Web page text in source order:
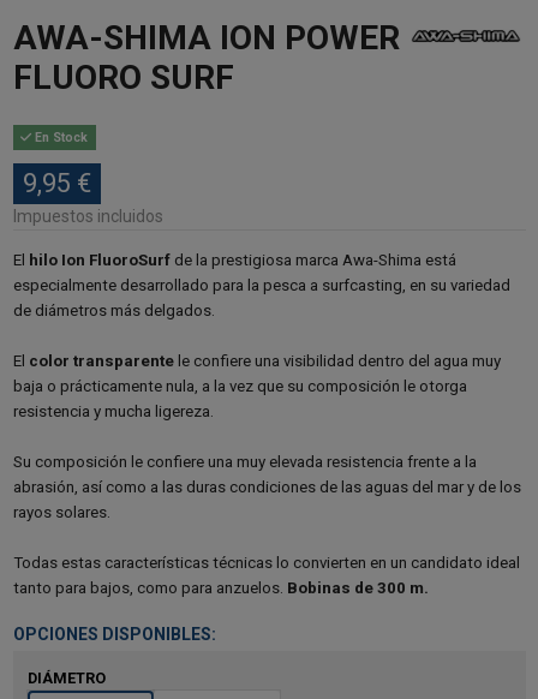
AWA-SHIMA ION POWER
FLUORO SURF
En Stock
9,95 €
Impuestos incluidos
El hilo Ion FluoroSurfde la prestigiosa marca Awa-Shima está
especialmente desarrollado para la pesca a surfcasting, en su variedad
de diámetros más delgados.
El color transparentele confiere una visibilidad dentro del agua muy
baja o prácticamente nula, a la vez que su composición le otorga
resistencia y mucha ligereza.
Su composición le confiere una muy elevada resistencia frente a la
abrasión, así como a las duras condiciones de las aguas del mar y de los
rayos solares.
Todas estas características técnicas lo convierten en un candidato ideal
tanto para bajos, como para anzuelos. Bobinas de 300 m.
OPCIONES DISPONIBLES:
DIÁMETRO